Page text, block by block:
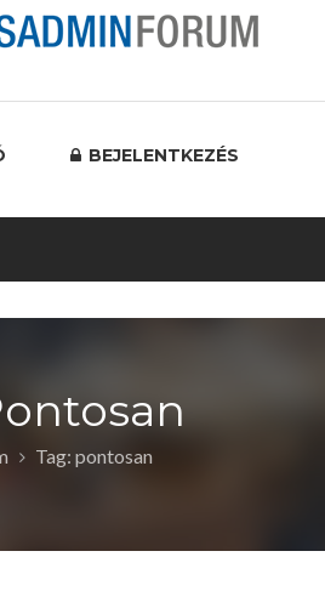
BEJELENTKEZÉS
Tag: pontosan